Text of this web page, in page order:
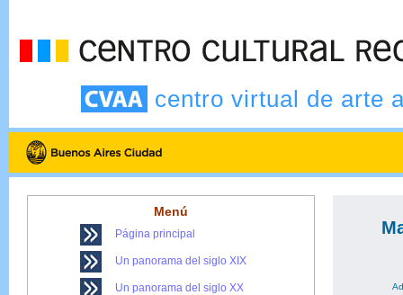
centro virtual de arte
Menú
Página principal
Un panorama del siglo XIX
Un panorama del siglo XX